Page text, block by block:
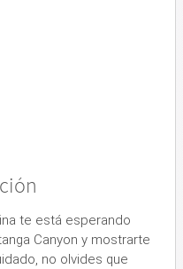
te está esperando
Canyon y mostrarte
no olvides que